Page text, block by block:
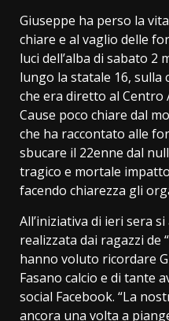
Giuseppe ha perso la
chiare e al vaglio delle
luci dell’alba di sabato 2
lungo la statale 16, sulla
che era diretto al Centro
Cause poco chiare dal
che ha raccontato alle
sbucare il 22enne dal
tragico e mortale
facendo chiarezza gli
All’iniziativa di ieri sera
realizzata dai ragazzi de
hanno voluto ricordare
Fasano calcio e di tante
social Facebook. “La
ancora una volta a